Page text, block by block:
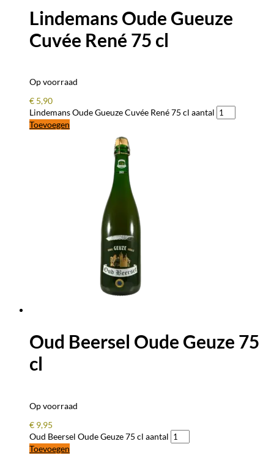
Lindemans Oude Gueuze
Cuvée René 75 cl
Op voorraad
€ 5,90
Lindemans Oude Gueuze Cuvée René 75 cl aantal
Toevoegen
Oud Beersel Oude Geuze 75
cl
Op voorraad
€ 9,95
Oud Beersel Oude Geuze 75 cl aantal
Toevoegen